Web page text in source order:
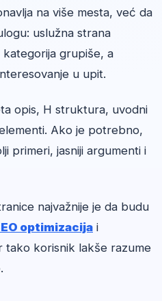
na više mesta, već da
uslužna strana
grupiše, a
u upit.
opis, H struktura, uvodni
Ako je potrebno,
primeri, jasniji argumenti i
najvažnije je da budu
optimizacija i
tako korisnik lakše razume